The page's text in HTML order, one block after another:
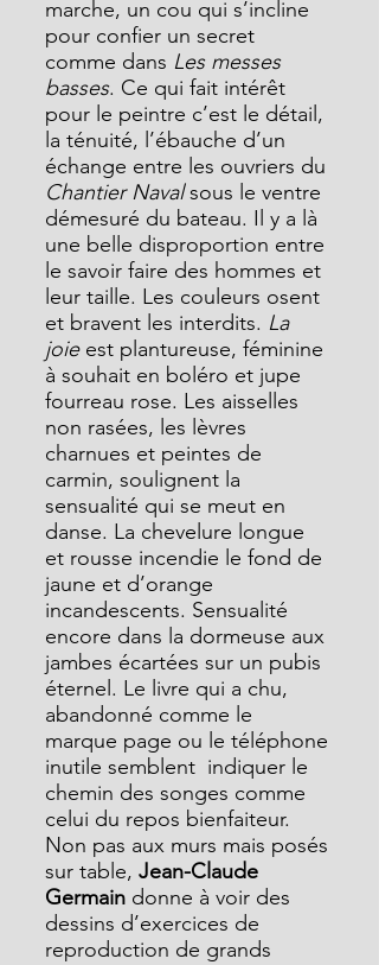
marche, un cou qui s’incline
pour confier un secret
comme dans Les messes
basses. Ce qui fait intérêt
pour le peintre c’est le détail,
la ténuité, l’ébauche d’un
échange entre les ouvriers du
Chantier Naval sous le ventre
démesuré du bateau. Il y a là
une belle disproportion entre
le savoir faire des hommes et
leur taille. Les couleurs osent
et bravent les interdits. La
joie est plantureuse, féminine
à souhait en boléro et jupe
fourreau rose. Les aisselles
non rasées, les lèvres
charnues et peintes de
carmin, soulignent la
sensualité qui se meut en
danse. La chevelure longue
et rousse incendie le fond de
jaune et d’orange
incandescents. Sensualité
encore dans la dormeuse aux
jambes écartées sur un pubis
éternel. Le livre qui a chu,
abandonné comme le
marque page ou le téléphone
inutile semblent  indiquer le
chemin des songes comme
celui du repos bienfaiteur.
Non pas aux murs mais posés
sur table, Jean-Claude
Germain donne à voir des
dessins d’exercices de
reproduction de grands